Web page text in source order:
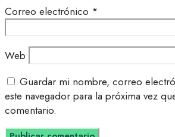
Correo electrónico *
Web
Guardar mi nombre, correo
este navegador para la próxima vez
comentario.